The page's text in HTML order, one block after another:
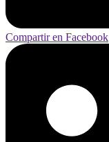
Compartir en Facebook